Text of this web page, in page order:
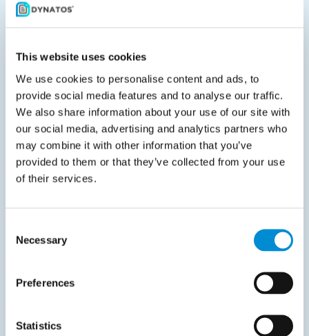
This website uses cookies
We use cookies to personalise content and ads, to
provide social media features and to analyse our traffic.
We also share information about your use of our site with
our social media, advertising and analytics partners who
may combine it with other information that you’ve
provided to them or that they’ve collected from your use
of their services.
Selection
Necessary
Preferences
Statistics
Cloud-Lösungen für
Cloud-Lösungen erhöhen die Effizienz,
reduzieren manuellen Aufwand und
bieten eine sichere, skalierbare
Infrastruktur für Finanzabläufe. Sie
ermöglichen Echtzeit-Reporting,
nahtlose Datenintegration sowie den
Plattformen für die